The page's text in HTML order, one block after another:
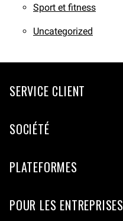
Sport et fitness
Uncategorized
SERVICE CLIENT
SOCIÉTÉ
PLATEFORMES
POUR LES ENTREPRISES